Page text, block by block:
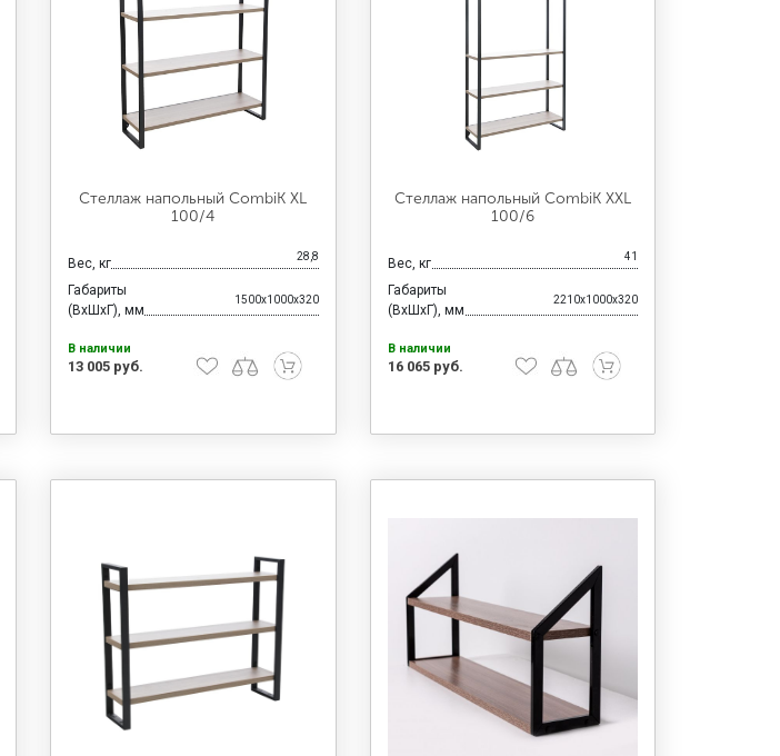
Стеллаж напольный CombiK XL
100/4
Вес, кг 28,8
Габариты
(ВхШхГ), мм
1500x1000x320
В наличии
13 005 руб.
Стеллаж напольный CombiK XXL
100/6
Вес, кг 41
Габариты
(ВхШхГ), мм
2210x1000x320
В наличии
16 065 руб.